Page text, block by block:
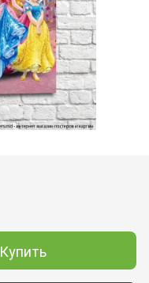
Купить